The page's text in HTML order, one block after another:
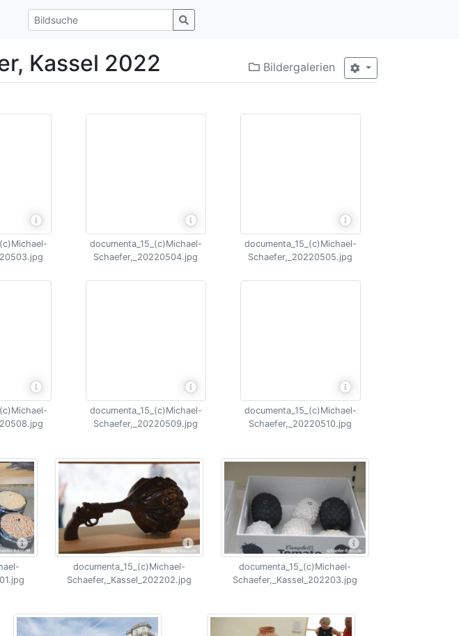
Bildergalerien
Kassel 2022
documenta_15_(c)Michael-
Schaefer,_20220504.jpg
documenta_15_(c)Michael-
Schaefer,_20220505.jpg
documenta_15_(c)Michael-
Schaefer,_20220509.jpg
documenta_15_(c)Michael-
Schaefer,_20220510.jpg
documenta_15_(c)Michael-
Schaefer,_Kassel_202202.jpg
documenta_15_(c)Michael-
Schaefer,_Kassel_202203.jpg